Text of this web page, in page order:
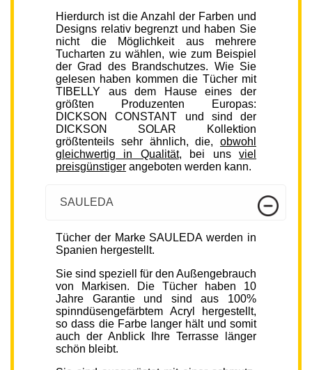
Hierdurch ist die Anzahl der Farben und
Designs relativ begrenzt und haben Sie
nicht die Möglichkeit aus mehrere
Tucharten zu wählen, wie zum Beispiel
der Grad des Brandschutzes. Wie Sie
gelesen haben kommen die Tücher mit
TIBELLY aus dem Hause eines der
größten Produzenten Europas:
DICKSON CONSTANT und sind der
DICKSON SOLAR Kollektion
größtenteils sehr ähnlich, die, obwohl
gleichwertig in Qualität, bei unsviel
preisgünstiger angeboten werden kann.
SAULEDA
Tücher der Marke SAULEDA werden in
Spanien hergestellt.
Sie sind speziell für den Außengebrauch
von Markisen. Die Tücher haben 10
Jahre Garantie und sind aus 100%
spinndüsengefärbtem Acryl hergestellt,
so dass die Farbe langer hält und somit
auch der Anblick Ihre Terrasse länger
schön bleibt.